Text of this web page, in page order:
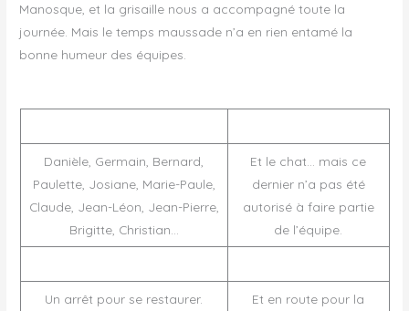
Manosque, et la grisaille nous a accompagné toute la
journée. Mais le temps maussade n’a en rien entamé la
bonne humeur des équipes.
Danièle, Germain, Bernard,
Paulette, Josiane, Marie-Paule,
Claude, Jean-Léon, Jean-Pierre,
Brigitte, Christian…
Et le chat… mais ce
dernier n’a pas été
autorisé à faire partie
de l’équipe.
Un arrêt pour se restaurer.
Et en route pour la